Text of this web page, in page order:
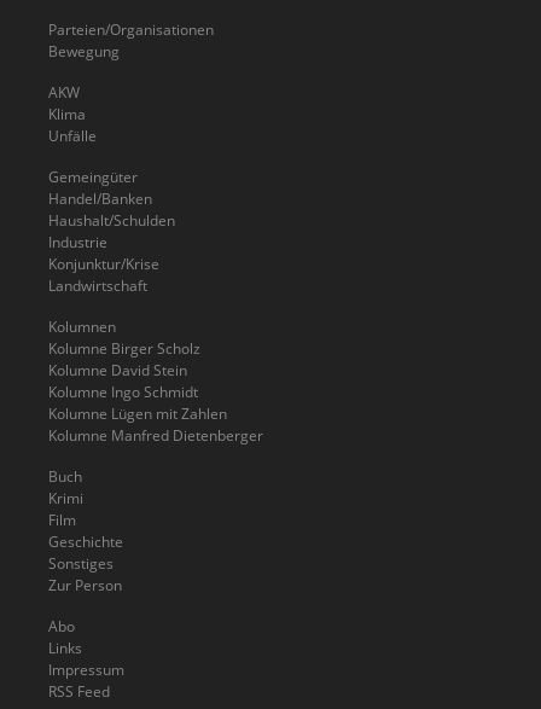
Parteien/Organisationen
Bewegung
AKW
Klima
Unfälle
Gemeingüter
Handel/Banken
Haushalt/Schulden
Industrie
Konjunktur/Krise
Landwirtschaft
Kolumnen
Kolumne Birger Scholz
Kolumne David Stein
Kolumne Ingo Schmidt
Kolumne Lügen mit Zahlen
Kolumne Manfred Dietenberger
Buch
Krimi
Film
Geschichte
Sonstiges
Zur Person
Abo
Links
Impressum
RSS Feed